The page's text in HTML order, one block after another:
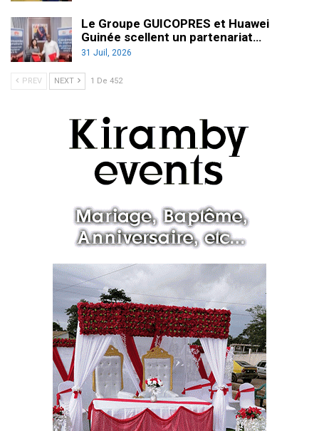
Le Groupe GUICOPRES et Huawei
Guinée scellent un partenariat…
31 Juil, 2026
PREV NEXT 1 De 452